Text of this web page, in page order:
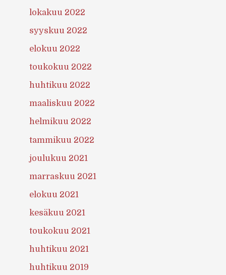
lokakuu 2022
syyskuu 2022
elokuu 2022
toukokuu 2022
huhtikuu 2022
maaliskuu 2022
helmikuu 2022
tammikuu 2022
joulukuu 2021
marraskuu 2021
elokuu 2021
kesäkuu 2021
toukokuu 2021
huhtikuu 2021
huhtikuu 2019